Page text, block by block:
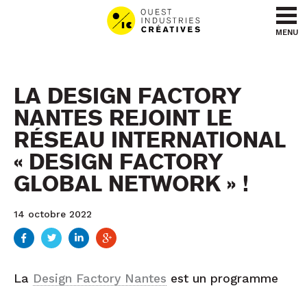
Aller au menu
Aller au contenu
MENU
LA DESIGN FACTORY
NANTES REJOINT LE
RÉSEAU INTERNATIONAL
« DESIGN FACTORY
GLOBAL NETWORK » !
14 octobre 2022
La Design Factory Nantes est un programme